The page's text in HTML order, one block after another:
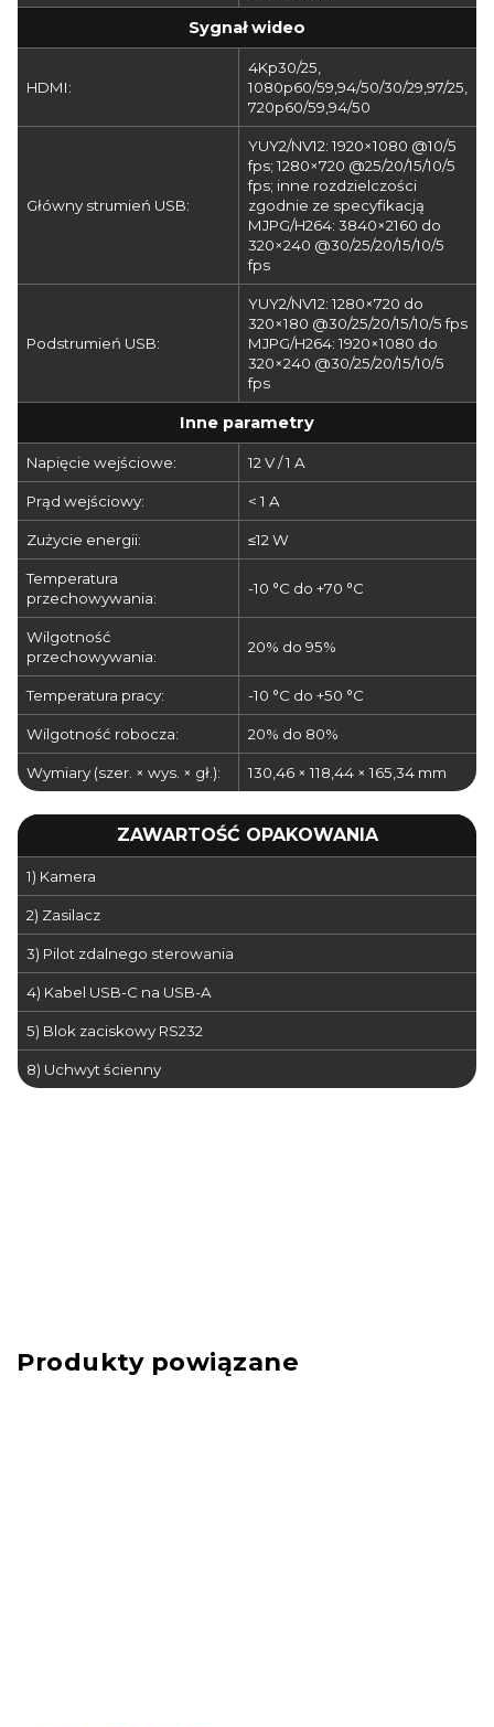
Sygnał wideo
HDMI:
4Kp30/25,
1080p60/59,94/50/30/29,97/25,
720p60/59,94/50
Główny strumień USB:
YUY2/NV12: 1920×1080 @10/5
fps; 1280×720 @25/20/15/10/5
fps; inne rozdzielczości
zgodnie ze specyfikacją
MJPG/H264: 3840×2160 do
320×240 @30/25/20/15/10/5
fps
Podstrumień USB:
YUY2/NV12: 1280×720 do
320×180 @30/25/20/15/10/5 fps
MJPG/H264: 1920×1080 do
320×240 @30/25/20/15/10/5
fps
Inne parametry
Napięcie wejściowe: 12 V / 1 A
Prąd wejściowy: < 1 A
Zużycie energii: ≤12 W
Temperatura
przechowywania:
-10 °C do +70 °C
Wilgotność
przechowywania:
20% do 95%
Temperatura pracy: -10 °C do +50 °C
Wilgotność robocza: 20% do 80%
Wymiary (szer. × wys. × gł.): 130,46 × 118,44 × 165,34 mm
ZAWARTOŚĆ OPAKOWANIA
1) Kamera
2) Zasilacz
3) Pilot zdalnego sterowania
4) Kabel USB-C na USB-A
5) Blok zaciskowy RS232
8) Uchwyt ścienny
Produkty powiązane